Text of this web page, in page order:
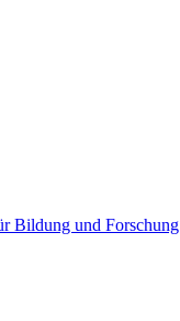
Bildung und Forschung